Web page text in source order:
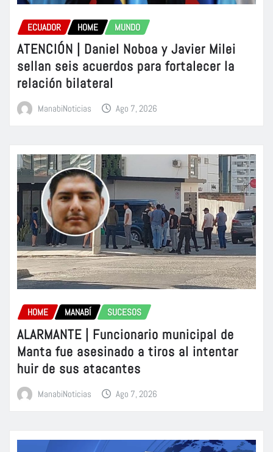
ECUADOR HOME MUNDO
ATENCIÓN | Daniel Noboa y Javier Milei
sellan seis acuerdos para fortalecer la
relación bilateral
ManabiNoticias Ago 7, 2026
HOME MANABÍ SUCESOS
ALARMANTE | Funcionario municipal de
Manta fue asesinado a tiros al intentar
huir de sus atacantes
ManabiNoticias Ago 7, 2026